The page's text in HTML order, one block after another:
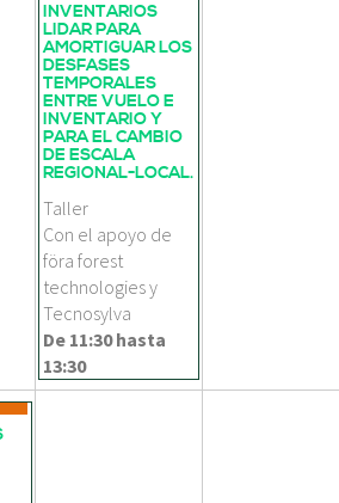
INVENTARIOS
LIDAR PARA
AMORTIGUAR LOS
DESFASES
TEMPORALES
ENTRE VUELO E
INVENTARIO Y
PARA EL CAMBIO
DE ESCALA
REGIONAL-LOCAL.
Taller
Con el apoyo de
föra forest
technologies y
Tecnosylva
De 11:30hasta
13:30